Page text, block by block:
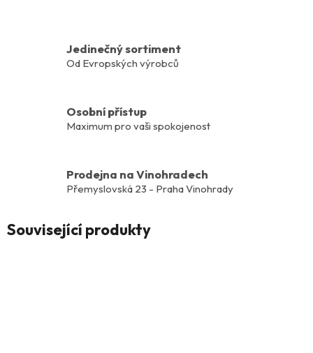
Jedinečný sortiment
Od Evropských výrobců
Osobní přístup
Maximum pro vaši spokojenost
Prodejna na Vinohradech
Přemyslovská 23 - Praha Vinohrady
Související produkty